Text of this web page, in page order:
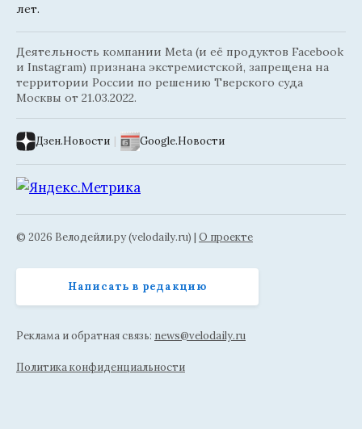
лет.
Деятельность компании Meta (и её продуктов Facebook
и Instagram) признана экстремистской, запрещена на
территории России по решению Тверского суда
Москвы от 21.03.2022.
Дзен.Новости | Google.Новости
© 2026 Велодейли.ру (velodaily.ru) | О проекте
Написать в редакцию
Реклама и обратная связь: news@velodaily.ru
Политика конфиденциальности